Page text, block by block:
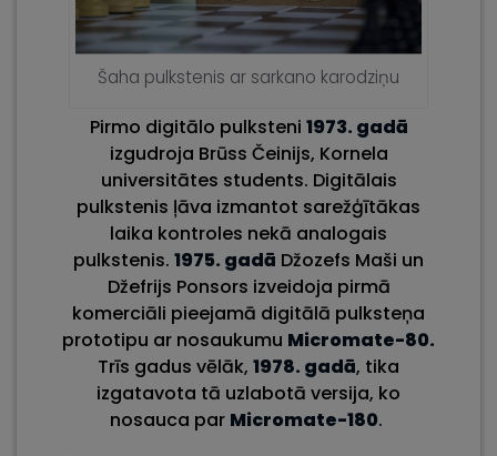
Šaha pulkstenis ar sarkano karodziņu
Pirmo digitālo pulksteni 1973. gadā
izgudroja Brūss Čeinijs, Kornela
universitātes students. Digitālais
pulkstenis ļāva izmantot sarežģītākas
laika kontroles nekā analogais
pulkstenis. 1975. gadā Džozefs Maši un
Džefrijs Ponsors izveidoja pirmā
komerciāli pieejamā digitālā pulksteņa
prototipu ar nosaukumu Micromate-80.
Trīs gadus vēlāk, 1978. gadā, tika
izgatavota tā uzlabotā versija, ko
nosauca par Micromate-180.